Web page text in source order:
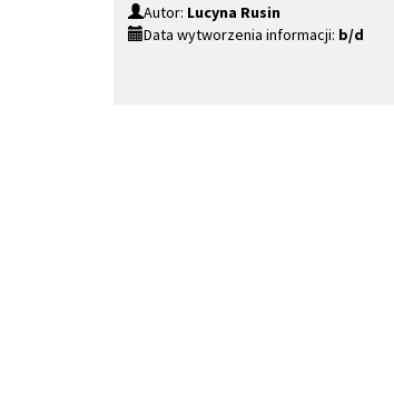
Autor: Lucyna Rusin
Data wytworzenia informacji: b/d